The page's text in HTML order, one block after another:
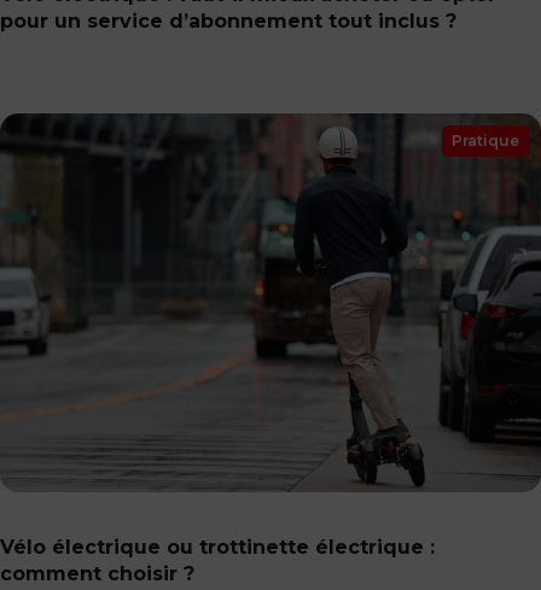
pour un service d’abonnement tout inclus ?
Pratique
Vélo électrique ou trottinette électrique :
comment choisir ?